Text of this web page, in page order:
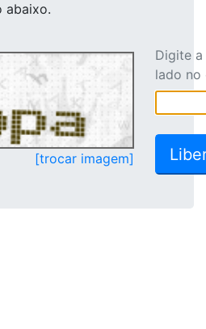
abaixo.
[trocar imagem]
Digite
lado no